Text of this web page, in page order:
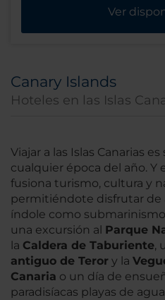
Ver
Canary Islands
Hoteles en las Islas
Viajar a las Islas Canarias
cualquier época del año. Y
fusiona turismo, cultura y
permitiéndote disfrutar de
índole como
una excursión al Parque
la Caldera de Taburiente,
antiguo de Teror y la
Canaria o un día de
paradisíacas playas de